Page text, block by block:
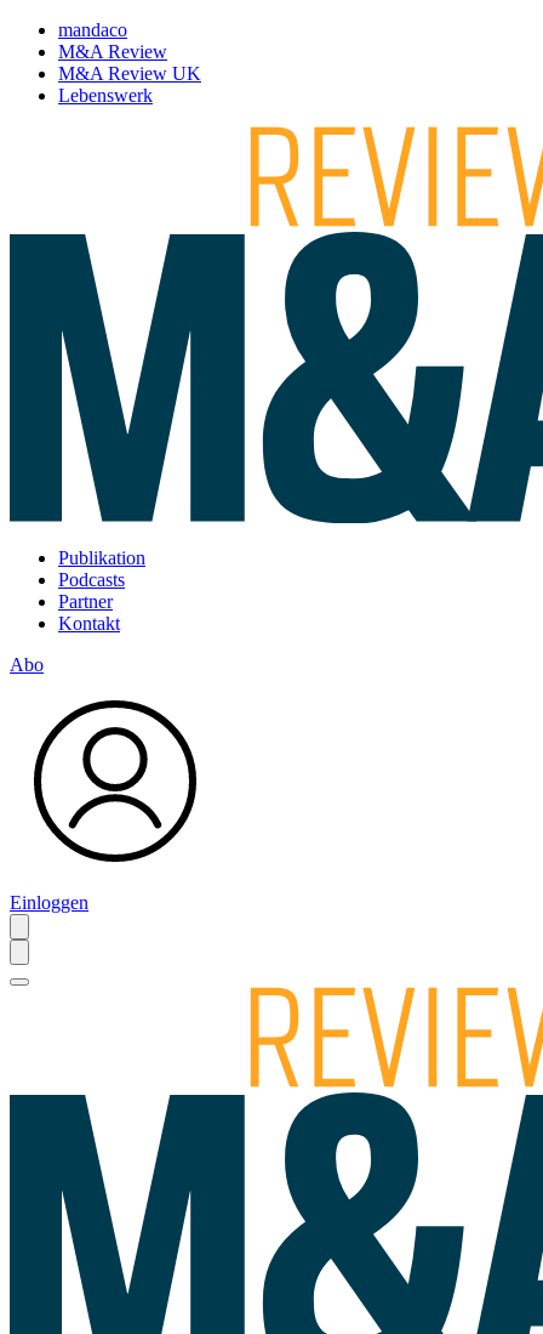
mandaco
M&A Review
M&A Review UK
Lebenswerk
Publikation
Podcasts
Partner
Kontakt
Abo
Einloggen